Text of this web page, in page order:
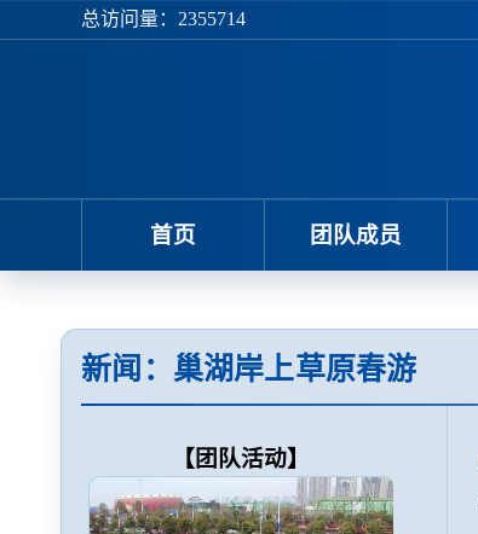
总访问量： 2355714
首页 团队成员
新闻：巢湖岸上草原春游
【团队活动】